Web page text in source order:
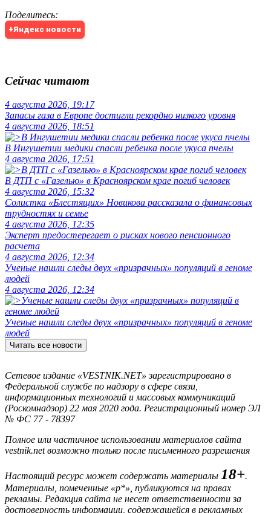
Поделитесь:
+Яндекс новости
Сейчас читают
4 августа 2026, 19:17
Запасы газа в Европе достигли рекордно низкого уровня
4 августа 2026, 18:51
В Ингушетии медики спасли ребенка после укуса пчелы
4 августа 2026, 17:51
В ДТП с «Газелью» в Красноярском крае погиб человек
4 августа 2026, 15:32
Солистка «Блестящих» Новикова рассказала о финансовых
трудностях и семье
4 августа 2026, 12:35
Эксперт предостерегает о рисках нового пенсионного
расчета
4 августа 2026, 12:34
Ученые нашли следы двух «призрачных» популяций в геноме
людей
4 августа 2026, 12:34
Ученые нашли следы двух «призрачных» популяций в геноме
людей
Читать все новости
Сетевое издание «VESTNIK.NET» зарегистрировано в
Федеральной службе по надзору в сфере связи,
информационных технологий и массовых коммуникаций
(Роскомнадзор) 22 мая 2020 года. Регистрационный номер ЭЛ
№ ФС 77 - 78397
Полное или частичное использовании материалов сайта
vestnik.net возможно только после письменного разрешения
Настоящий ресурс может содержать материалы 18+.
Материалы, помеченные «р*», публикуются на правах
рекламы. Редакция сайта не несет ответственности за
достоверность информации, содержащейся в рекламных